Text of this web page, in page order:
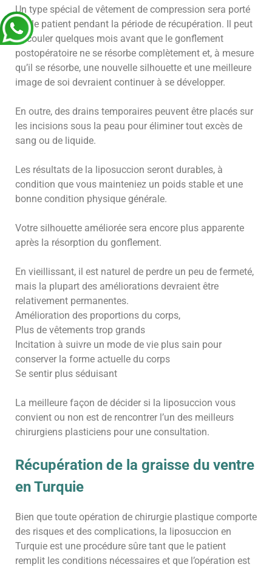
Un type spécial de vêtement de compression sera porté
par le patient pendant la période de récupération. Il peut
s’écouler quelques mois avant que le gonflement
postopératoire ne se résorbe complètement et, à mesure
qu’il se résorbe, une nouvelle silhouette et une meilleure
image de soi devraient continuer à se développer.
En outre, des drains temporaires peuvent être placés sur
les incisions sous la peau pour éliminer tout excès de
sang ou de liquide.
Les résultats de la liposuccion seront durables, à
condition que vous mainteniez un poids stable et une
bonne condition physique générale.
Votre silhouette améliorée sera encore plus apparente
après la résorption du gonflement.
En vieillissant, il est naturel de perdre un peu de fermeté,
mais la plupart des améliorations devraient être
relativement permanentes.
Amélioration des proportions du corps,
Plus de vêtements trop grands
Incitation à suivre un mode de vie plus sain pour
conserver la forme actuelle du corps
Se sentir plus séduisant
La meilleure façon de décider si la liposuccion vous
convient ou non est de rencontrer l’un des meilleurs
chirurgiens plasticiens pour une consultation.
Récupération de la graisse du ventre
en Turquie
Bien que toute opération de chirurgie plastique comporte
des risques et des complications, la liposuccion en
Turquie est une procédure sûre tant que le patient
remplit les conditions nécessaires et que l’opération est